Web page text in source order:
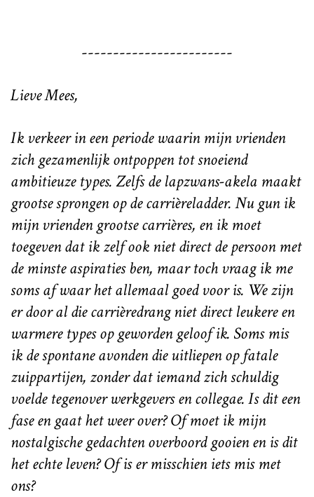
------------------------
Lieve Mees,
Ik verkeer in een periode waarin mijn vrienden
zich gezamenlijk ontpoppen tot snoeiend
ambitieuze types. Zelfs de lapzwans-akela maakt
grootse sprongen op de carrièreladder. Nu gun ik
mijn vrienden grootse carrières, en ik moet
toegeven dat ik zelf ook niet direct de persoon met
de minste aspiraties ben, maar toch vraag ik me
soms af waar het allemaal goed voor is. We zijn
er door al die carrièredrang niet direct leukere en
warmere types op geworden geloof ik. Soms mis
ik de spontane avonden die uitliepen op fatale
zuippartijen, zonder dat iemand zich schuldig
voelde tegenover werkgevers en collegae. Is dit een
fase en gaat het weer over? Of moet ik mijn
nostalgische gedachten overboord gooien en is dit
het echte leven? Of is er misschien iets mis met
ons?